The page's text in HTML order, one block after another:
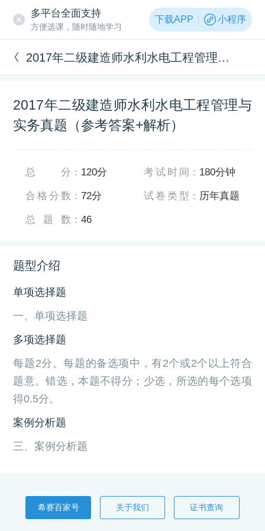
多平台全面支持
方便选课，随时随地学习
下载APP 小程序
2017年二级建造师水利水电工程管理与实务真题（参考答案+解析）
2017年二级建造师水利水电工程管理与
实务真题（参考答案+解析）
总分 ： 120分
合格分数 ：72分
总题数 ：46
考试时间 ： 180分钟
试卷类型 ： 历年真题
题型介绍
单项选择题
一、单项选择题
多项选择题
每题2分。每题的备选项中，有2个或2个以上符合
题意。错选，本题不得分；少选，所选的每个选项
得0.5分。
案例分析题
三、案例分析题
希赛百家号 关于我们 证书查询